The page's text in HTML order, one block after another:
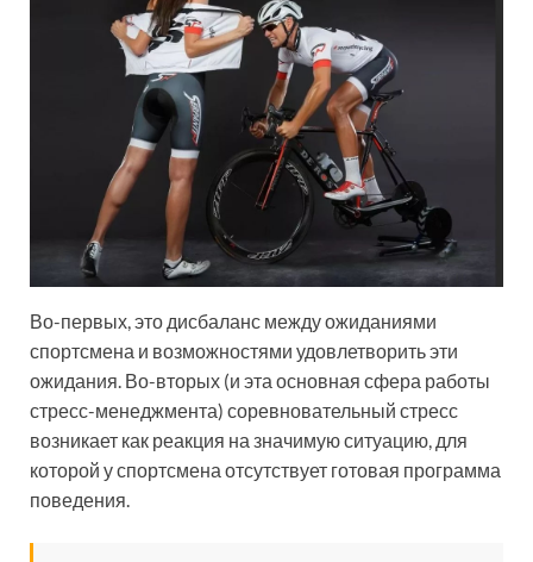
Во-первых, это дисбаланс между ожиданиями
спортсмена и возможностями удовлетворить эти
ожидания. Во-вторых (и эта основная сфера работы
стресс-менеджмента) соревновательный стресс
возникает как реакция на значимую ситуацию, для
которой у спортсмена отсутствует готовая программа
поведения.